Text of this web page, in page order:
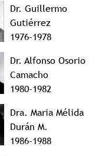
Dr. Guillermo
Gutiérrez
1976-1978
Dr. Alfonso Osorio
Camacho
1980-1982
Dra. Maria Mélida
Durán M.
1986-1988